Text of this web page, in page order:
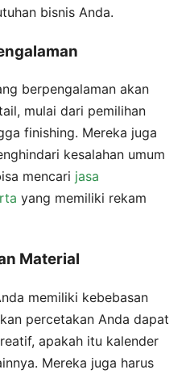
bisnis Anda.
berpengalaman akan
mulai dari pemilihan
finishing. Mereka juga
kesalahan umum
mencari jasa
yang memiliki rekam
Material
memiliki kebebasan
percetakan Anda dapat
apakah itu kalender
Mereka juga harus